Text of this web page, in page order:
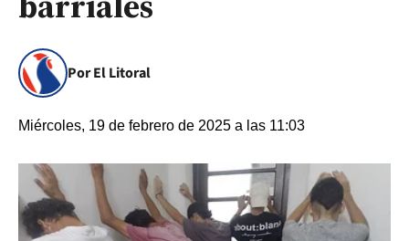
Por El Litoral
Miércoles, 19 de febrero de 2025 a las 11:03